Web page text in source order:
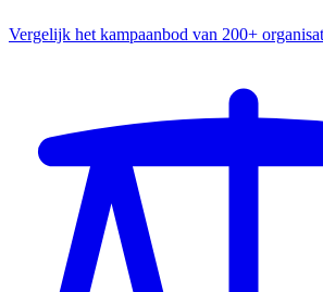
Vergelijk het kampaanbod van 200+